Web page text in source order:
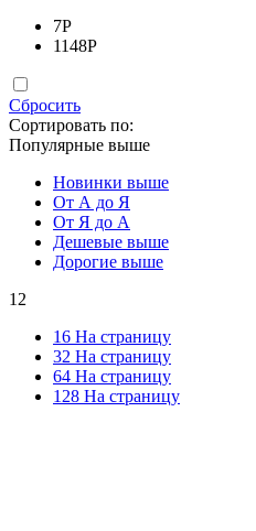
7Р
1148Р
Сбросить
Сортировать по:
Популярные выше
Новинки выше
От А до Я
От Я до А
Дешевые выше
Дорогие выше
12
16 На страницу
32 На страницу
64 На страницу
128 На страницу